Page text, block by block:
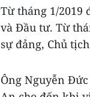
Từ tháng 1/2019
và Đầu tư. Từ
sự đảng, Chủ
Ông Nguyễn